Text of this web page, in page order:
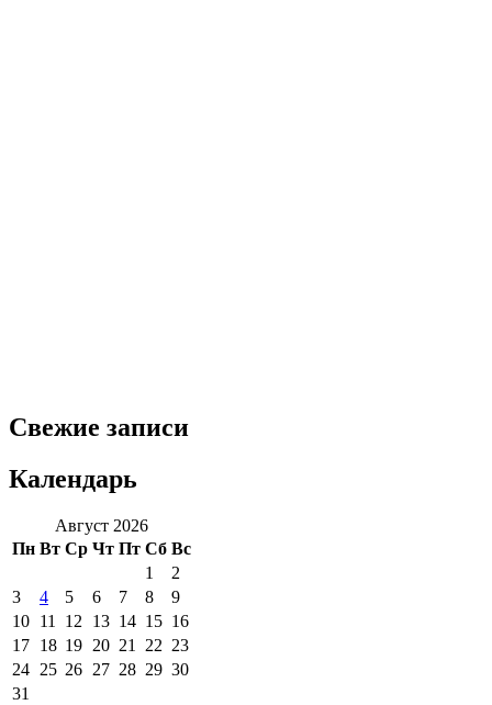
Свежие записи
Календарь
Август 2026
Пн Вт Ср Чт Пт Сб Вс
1
2
3
4 5 6 7 8
9
10 11 12 13 14 15 16
17 18 19 20 21 22 23
24 25 26 27 28 29 30
31